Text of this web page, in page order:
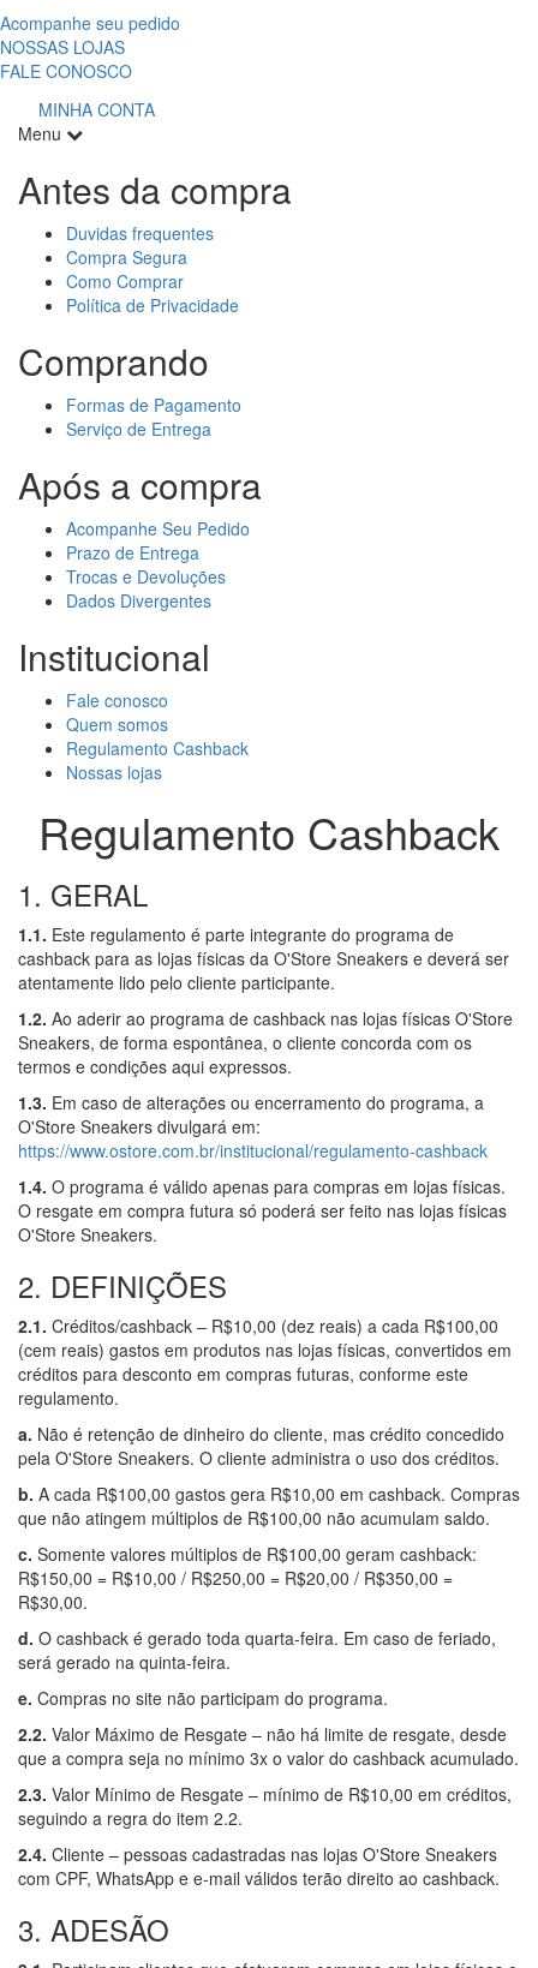
Acompanhe seu pedido
NOSSAS LOJAS
FALE CONOSCO
MINHA CONTA
Menu
Antes da compra
Duvidas frequentes
Compra Segura
Como Comprar
Política de Privacidade
Comprando
Formas de Pagamento
Serviço de Entrega
Após a compra
Acompanhe Seu Pedido
Prazo de Entrega
Trocas e Devoluções
Dados Divergentes
Institucional
Fale conosco
Quem somos
Regulamento Cashback
Nossas lojas
Regulamento Cashback
1. GERAL
1.1. Este regulamento é parte integrante do programa de
cashback para as lojas físicas da O'Store Sneakers e deverá ser
atentamente lido pelo cliente participante.
1.2. Ao aderir ao programa de cashback nas lojas físicas O'Store
Sneakers, de forma espontânea, o cliente concorda com os
termos e condições aqui expressos.
1.3. Em caso de alterações ou encerramento do programa, a
O'Store Sneakers divulgará em:
https://www.ostore.com.br/institucional/regulamento-cashback
1.4. O programa é válido apenas para compras em lojas físicas.
O resgate em compra futura só poderá ser feito nas lojas físicas
O'Store Sneakers.
2. DEFINIÇÕES
2.1. Créditos/cashback – R$10,00 (dez reais) a cada R$100,00
(cem reais) gastos em produtos nas lojas físicas, convertidos em
créditos para desconto em compras futuras, conforme este
regulamento.
a. Não é retenção de dinheiro do cliente, mas crédito concedido
pela O'Store Sneakers. O cliente administra o uso dos créditos.
b. A cada R$100,00 gastos gera R$10,00 em cashback. Compras
que não atingem múltiplos de R$100,00 não acumulam saldo.
c. Somente valores múltiplos de R$100,00 geram cashback:
R$150,00 = R$10,00 / R$250,00 = R$20,00 / R$350,00 =
R$30,00.
d. O cashback é gerado toda quarta-feira. Em caso de feriado,
será gerado na quinta-feira.
e. Compras no site não participam do programa.
2.2. Valor Máximo de Resgate – não há limite de resgate, desde
que a compra seja no mínimo 3x o valor do cashback acumulado.
2.3. Valor Mínimo de Resgate – mínimo de R$10,00 em créditos,
seguindo a regra do item 2.2.
2.4. Cliente – pessoas cadastradas nas lojas O'Store Sneakers
com CPF, WhatsApp e e-mail válidos terão direito ao cashback.
3. ADESÃO